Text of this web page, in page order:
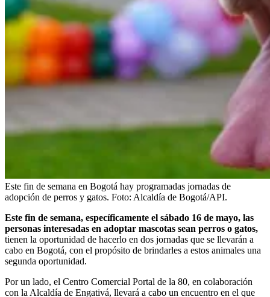
Este fin de semana en Bogotá hay programadas jornadas de
adopción de perros y gatos. Foto: Alcaldía de Bogotá/API.
Este fin de semana, específicamente el sábado 16 de mayo, las
personas interesadas en adoptar mascotas sean perros o gatos,
tienen la oportunidad de hacerlo en dos jornadas que se llevarán a
cabo en Bogotá, con el propósito de brindarles a estos animales una
segunda oportunidad.
Por un lado, el Centro Comercial Portal de la 80, en colaboración
con la Alcaldía de Engativá, llevará a cabo un encuentro en el que